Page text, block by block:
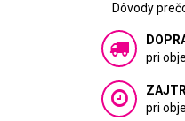
Dôvody
pri
pri